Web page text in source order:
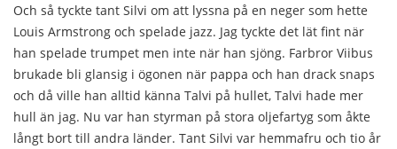
Och så tyckte tant Silvi om att lyssna på en neger som hette
Louis Armstrong och spelade jazz. Jag tyckte det lät fint när
han spelade trumpet men inte när han sjöng. Farbror Viibus
brukade bli glansig i ögonen när pappa och han drack snaps
och då ville han alltid känna Talvi på hullet, Talvi hade mer
hull än jag. Nu var han styrman på stora oljefartyg som åkte
långt bort till andra länder. Tant Silvi var hemmafru och tio år